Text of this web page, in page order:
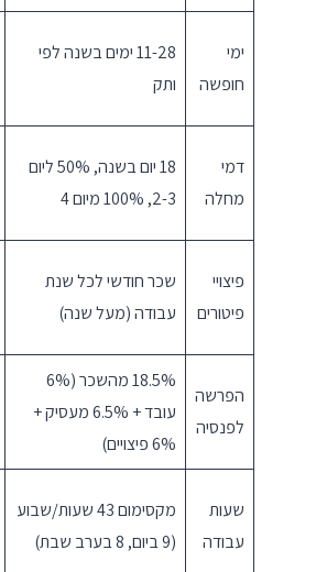
ימי
חופשה
11-28 ימים בשנה לפי
ותק
דמי
מחלה
18 יום בשנה, 50% ליום
2-3, 100% מיום 4
פיצויי
פיטורים
שכר חודשי לכל שנת
עבודה (מעל שנה)
הפרשה
לפנסיה
18.5% מהשכר (6%
עובד + 6.5% מעסיק +
6% פיצויים)
שעות
עבודה
מקסימום 43 שעות/שבוע
(9 ביום, 8 בערב שבת)